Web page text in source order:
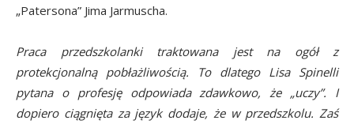
„Patersona” Jima Jarmuscha.
Praca przedszkolanki traktowana jest na ogół z
protekcjonalną pobłażliwością. To dlatego Lisa Spinelli
pytana o profesję odpowiada zdawkowo, że „uczy”. I
dopiero ciągnięta za język dodaje, że w przedszkolu. Zaś